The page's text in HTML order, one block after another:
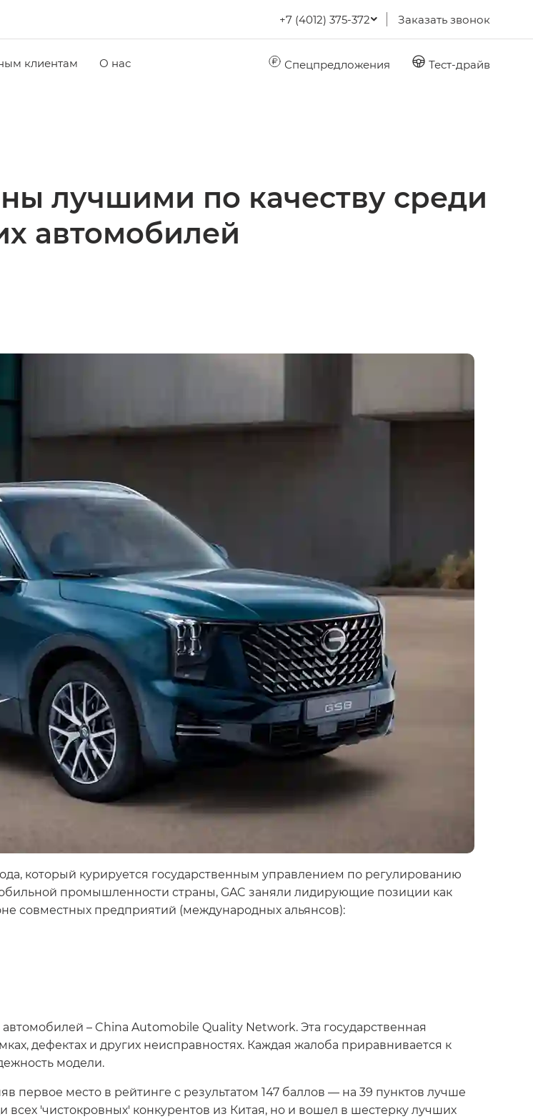
+7 (4012) 375-372 Заказать звонок
клиентам О нас Спецпредложения Тест-драйв
лучшими по качеству среди
автомобилей
который курируется государственным управлением по регулированию
промышленности страны, GAC заняли лидирующие позиции как
совместных предприятий (международных альянсов):
автомобилей – China Automobile Quality Network. Эта государственная
дефектах и других неисправностях. Каждая жалоба приравнивается к
модели.
первое место в рейтинге с результатом 147 баллов — на 39 пунктов лучше
всех 'чистокровных' конкурентов из Китая, но и вошел в шестерку лучших